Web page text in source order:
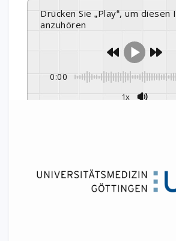
Drücken Sie „Play“, um diesen Inhalt
anzuhören
0:00
1x